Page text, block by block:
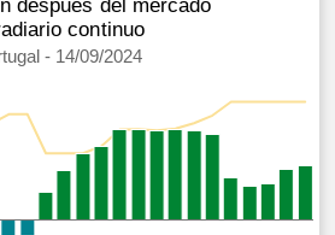
después del mercado
continuo
- 14/09/2024